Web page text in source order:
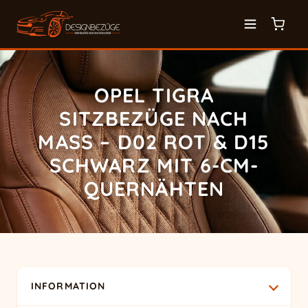
OPEL TIGRA
SITZBEZÜGE NACH
MASS – D02 ROT & D15 S
CHWARZ MIT 6-CM-Q
UERNÄHTEN
INFORMATION